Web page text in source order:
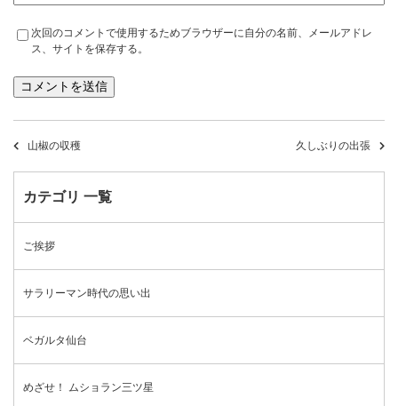
次回のコメントで使用するためブラウザーに自分の名前、メールアドレ
ス、サイトを保存する。
山椒の収穫 久しぶりの出張
カテゴリ 一覧
ご挨拶
サラリーマン時代の思い出
ベガルタ仙台
めざせ！ ムショラン三ツ星